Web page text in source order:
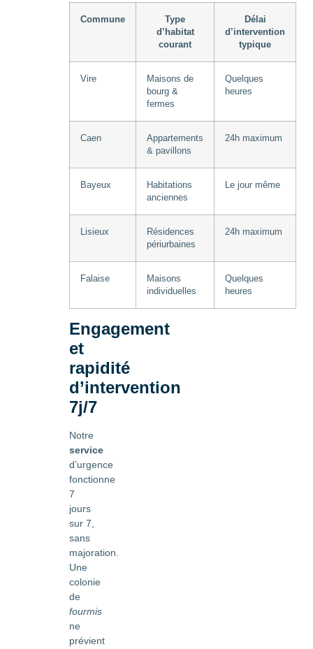
Commune
Type
d’habitat
courant
Délai
d’intervention
typique
Vire
Maisons de
bourg &
fermes
Quelques
heures
Caen
Appartements
& pavillons
24h maximum
Bayeux
Habitations
anciennes
Le jour même
Lisieux
Résidences
périurbaines
24h maximum
Falaise
Maisons
individuelles
Quelques
heures
Engagement
et
rapidité
d’intervention
7j/7
Notre
service
d’urgence
fonctionne
7
jours
sur 7,
sans
majoration.
Une
colonie
de
fourmis
ne
prévient